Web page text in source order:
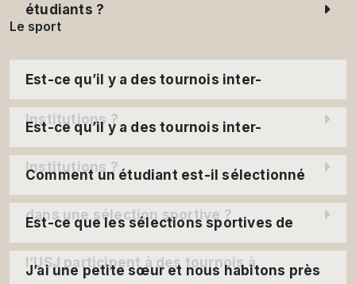
étudiants ?
Le sport
Est-ce qu’il y a des tournois inter-
Institutions ?
Est-ce qu’il y a des tournois inter-
Institutions ?
Comment un étudiant est-il sélectionné
dans une sélection sportive ?
Est-ce que les sélections sportives de
l’USJ participent à des tournois à
J’ai une petite sœur et nous habitons près